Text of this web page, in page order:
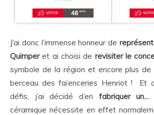
J’ai donc l’immense honneur de
Quimperet ai choisi de revisiter le
symbole de la région et encore plus de
berceau des faïenceries Henriot ! Et
défis, j’ai décidé d’en fabriquer
céramique nécessite en effet